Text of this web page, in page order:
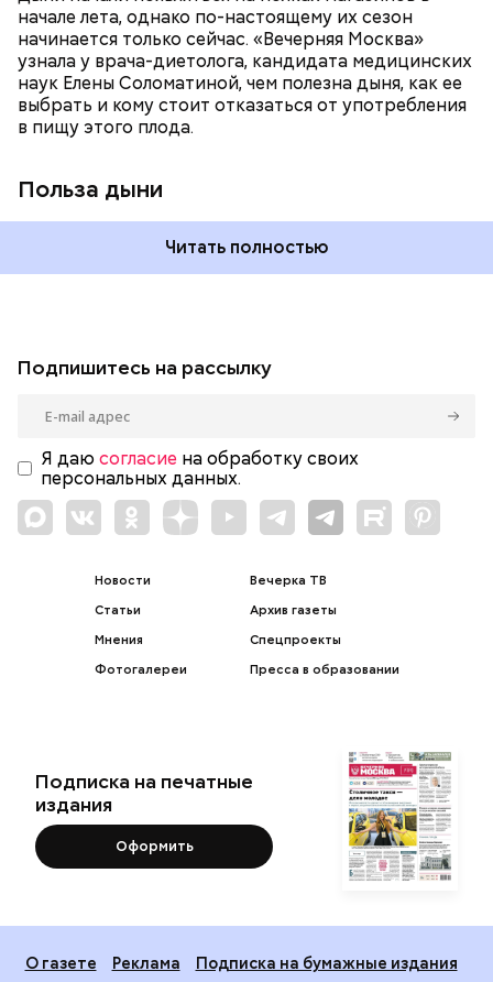
начале лета, однако по-настоящему их сезон
начинается только сейчас. «Вечерняя Москва»
узнала у врача-диетолога, кандидата медицинских
наук Елены Соломатиной, чем полезна дыня, как ее
выбрать и кому стоит отказаться от употребления
в пищу этого плода.
Польза дыни
магний — помогает калию и не дает сосудам
спазмироваться.
Читать полностью
Подпишитесь на рассылку
Я даю согласие на обработку своих
персональных данных.
Новости
Статьи
Мнения
Фотогалереи
Вечерка ТВ
Архив газеты
Спецпроекты
Пресса в образовании
Подписка на печатные
издания
Оформить
О газете Реклама
Подписка на бумажные издания